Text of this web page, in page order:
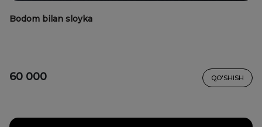
Bodom bilan sloyka
60 000 QO'SHISH